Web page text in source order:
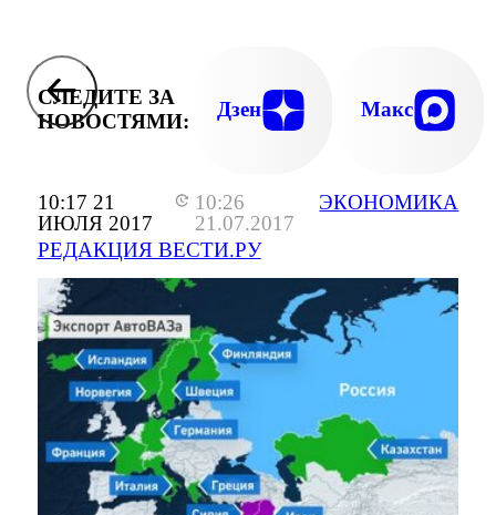
10:17 21
ИЮЛЯ 2017
10:26
21.07.2017
РЕДАКЦИЯ ВЕСТИ.РУ
ЭКОНОМИКА
СЛЕДИТЕ ЗА
НОВОСТЯМИ:
Дзен Макс